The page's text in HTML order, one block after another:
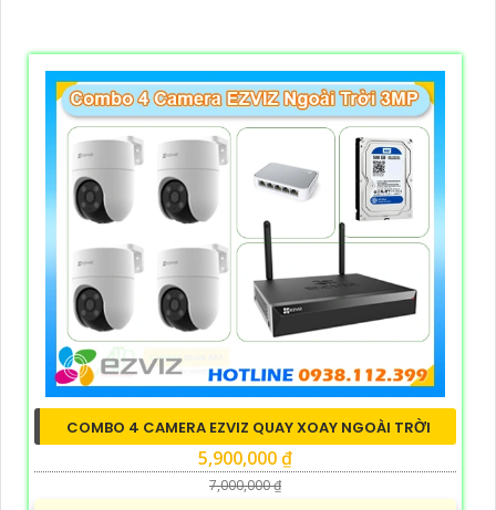
COMBO 4 CAMERA EZVIZ QUAY XOAY NGOÀI TRỜI
5,900,000 ₫
7,000,000 ₫